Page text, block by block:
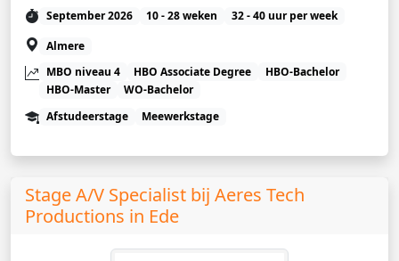
September 2026 10 - 28 weken
32 - 40 uur per week
Almere
MBO niveau 4
HBO Associate Degree
HBO-Bachelor
HBO-Master
WO-Bachelor
Afstudeerstage
Meewerkstage
Stage A/V Specialist bij Aeres Tech
Productions in Ede